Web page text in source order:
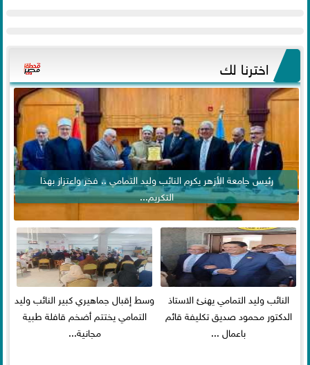
اخترنا لك
رئيس جامعة الأزهر يكرم النائب وليد التمامي .. فخر واعتزاز بهذا
التكريم...
النائب وليد التمامي يهنئ الاستاذ
الدكتور محمود صديق تكليفة قائم
باعمال ...
وسط إقبال جماهيري كبير النائب وليد
التمامي يختتم أضخم قافلة طبية
مجانية...